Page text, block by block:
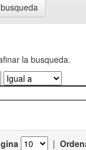
la busqueda.
|